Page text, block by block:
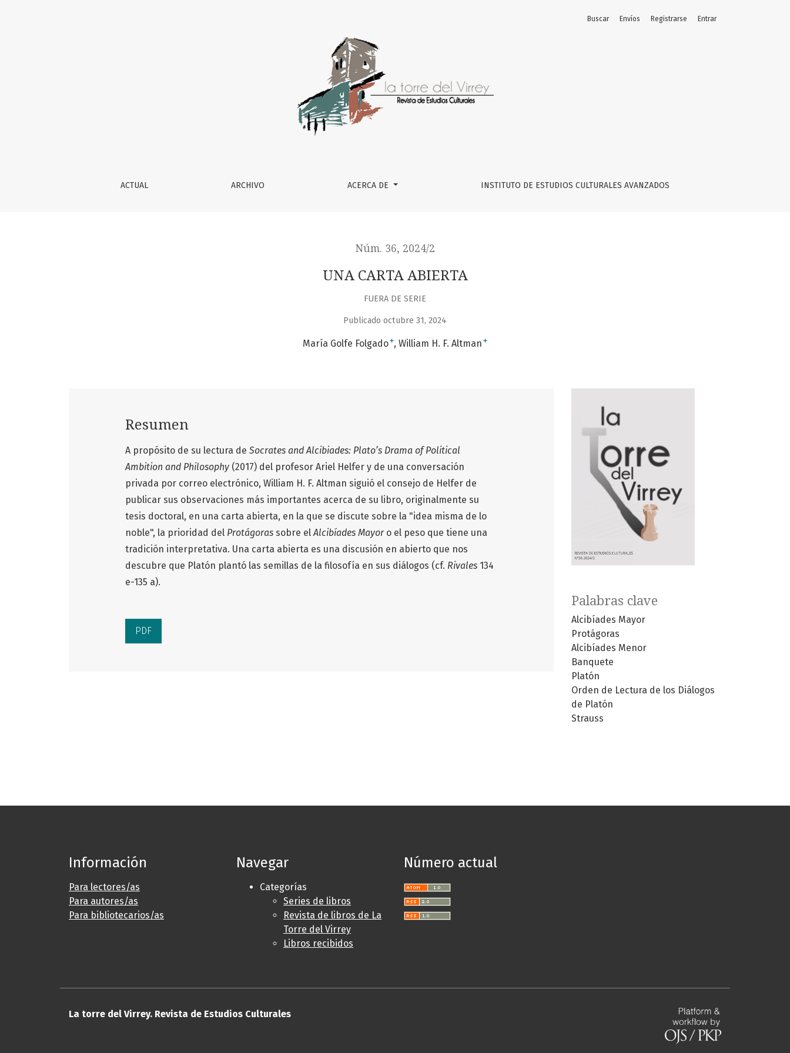
ACTUAL ARCHIVO ACERCA DE INSTITUTO DE ESTUDIOS CULTURALES AVANZADOS
Buscar Envíos Registrarse Entrar
Núm. 36, 2024/2
UNA CARTA ABIERTA
FUERA DE SERIE
Publicado octubre 31, 2024
María Golfe Folgado+ William H. F. Altman +
Palabras clave
Alcibíades Mayor
Protágoras
Alcibíades Menor
Banquete
Platón
Orden de Lectura de los Diálogos
de Platón
Strauss
Resumen
A propósito de su lectura de Socrates and Alcibiades: Plato’s Drama of Political
Ambition and Philosophy (2017) del profesor Ariel Helfer y de una conversación
privada por correo electrónico, William H. F. Altman siguió el consejo de Helfer de
publicar sus observaciones más importantes acerca de su libro, originalmente su
tesis doctoral, en una carta abierta, en la que se discute sobre la "idea misma de lo
noble", la prioridad del Protágoras sobre elAlcibíades Mayoro el peso que tiene una
tradición interpretativa. Una carta abierta es una discusión en abierto que nos
descubre que Platón plantó las semillas de la filosofía en sus diálogos (cf. Rivales 134
e-135 a).
PDF
Información
Para lectores/as
Para autores/as
Para bibliotecarios/as
Navegar
Categorías
Series de libros
Revista de libros de La
Torre del Virrey
Libros recibidos
Número actual
La torre del Virrey. Revista de Estudios Culturales